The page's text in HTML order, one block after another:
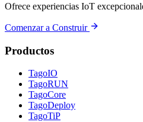
Ofrece experiencias IoT
Comenzar a Construir
Productos
TagoIO
TagoRUN
TagoCore
TagoDeploy
TagoTiP